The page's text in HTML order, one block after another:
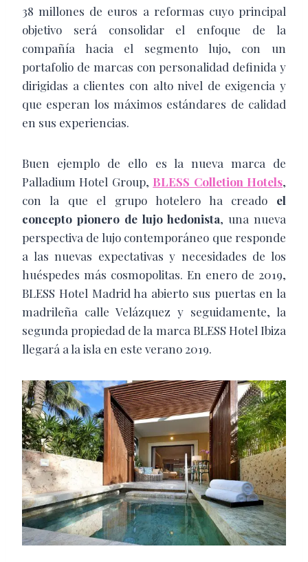
38 millones de euros a reformas cuyo principal
objetivo será consolidar el enfoque de la
compañía hacia el segmento lujo, con un
portafolio de marcas con personalidad definida y
dirigidas a clientes con alto nivel de exigencia y
que esperan los máximos estándares de calidad
en sus experiencias.
Buen ejemplo de ello es la nueva marca de
Palladium Hotel Group, BLESS Colletion Hotels,
con la que el grupo hotelero ha creado el
concepto pionero de lujo hedonista, una nueva
perspectiva de lujo contemporáneo que responde
a las nuevas expectativas y necesidades de los
huéspedes más cosmopolitas. En enero de 2019,
BLESS Hotel Madrid ha abierto sus puertas en la
madrileña calle Velázquez y seguidamente, la
segunda propiedad de la marca BLESS Hotel Ibiza
llegará a la isla en este verano 2019.